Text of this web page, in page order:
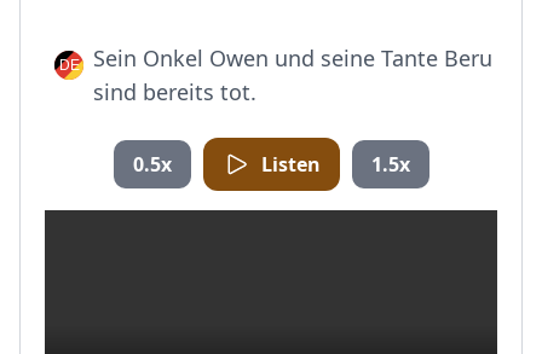
Sein Onkel Owen und seine Tante Beru
sind bereits tot.
0.5x Listen 1.5x